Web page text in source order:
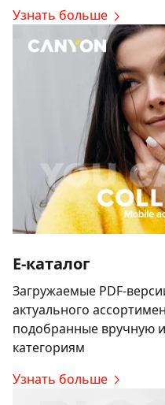
Узнать больше
E-каталог
Загружаемые PDF-
актуального
подобранные вручную
категориям
Узнать больше